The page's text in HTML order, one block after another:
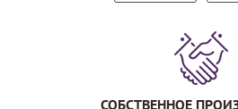
СОБСТВЕННОЕ